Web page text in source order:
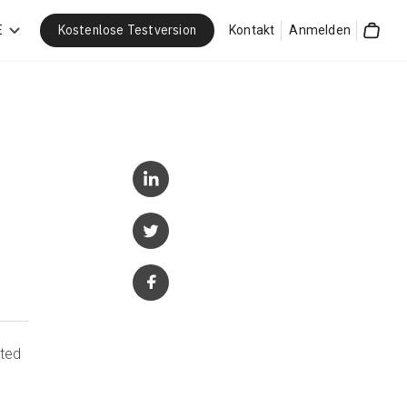
Kostenlose Testversion Kontakt Anmelden